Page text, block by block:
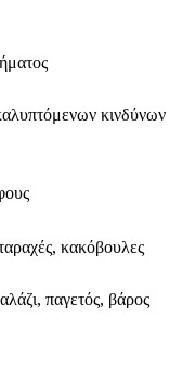
κινδύνων
κακόβουλες
παγετός, βάρος